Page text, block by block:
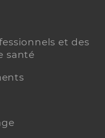
et des
santé